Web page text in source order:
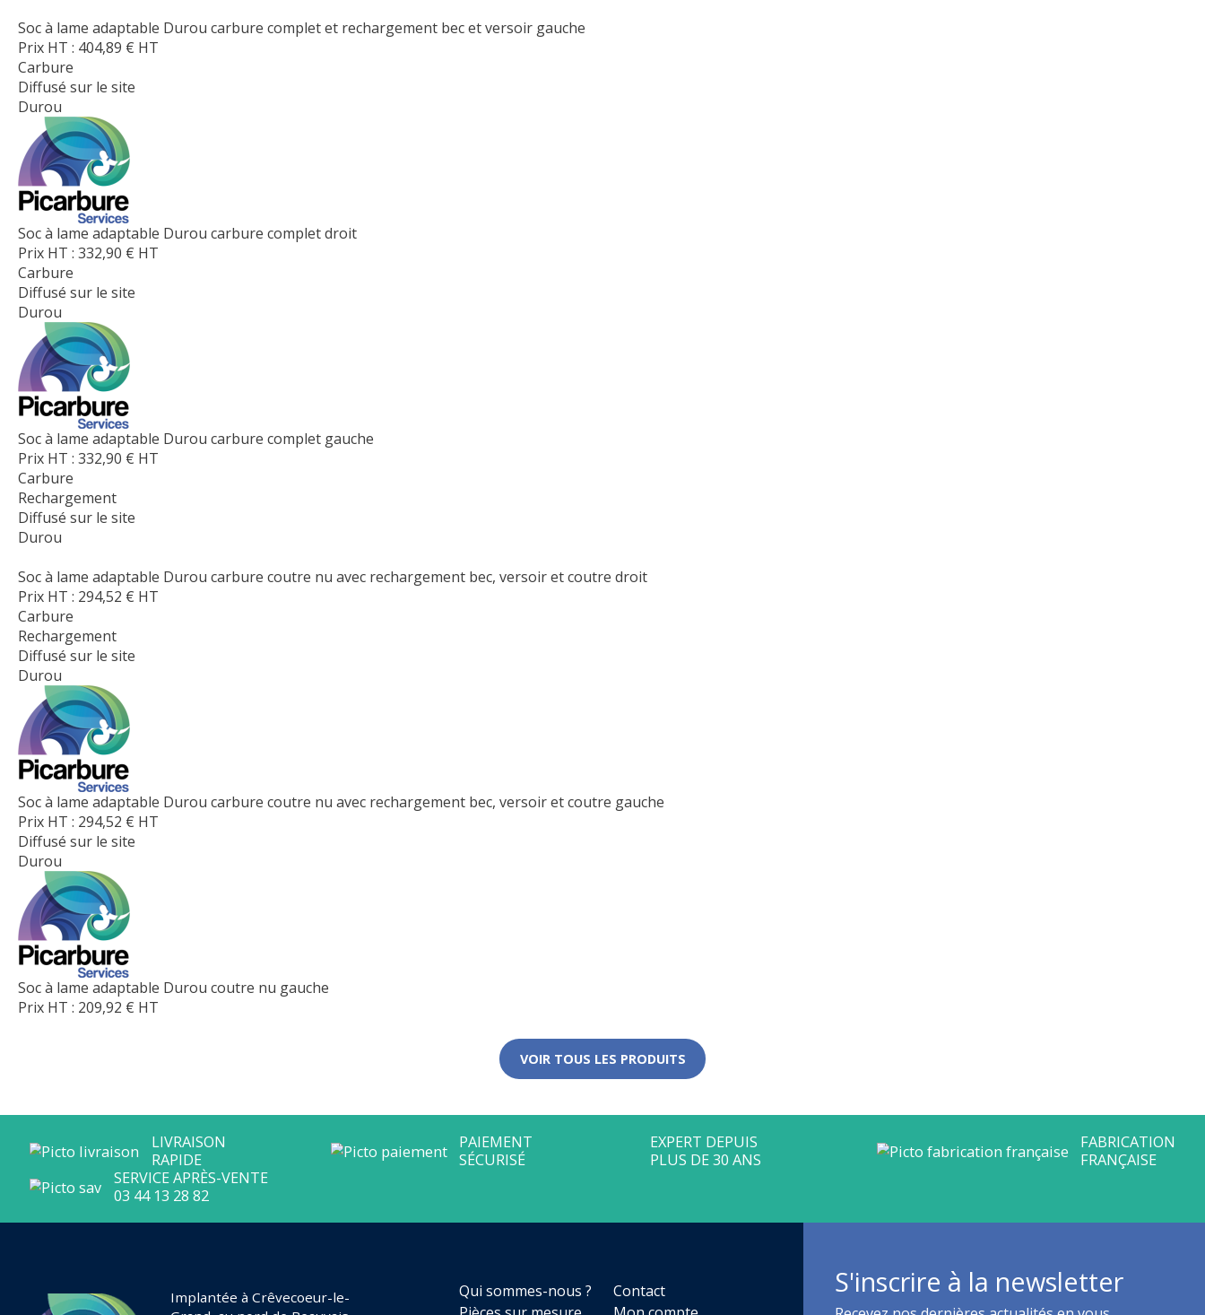
Soc à lame adaptable Durou carbure complet et rechargement bec et versoir gauche
Prix HT : 404,89 € HT
Carbure
Diffusé sur le site
Durou
Soc à lame adaptable Durou carbure complet droit
Prix HT : 332,90 € HT
Carbure
Diffusé sur le site
Durou
Soc à lame adaptable Durou carbure complet gauche
Prix HT : 332,90 € HT
Carbure
Rechargement
Diffusé sur le site
Durou
Soc à lame adaptable Durou carbure coutre nu avec rechargement bec, versoir et coutre droit
Prix HT : 294,52 € HT
Carbure
Rechargement
Diffusé sur le site
Durou
Soc à lame adaptable Durou carbure coutre nu avec rechargement bec, versoir et coutre gauche
Prix HT : 294,52 € HT
Diffusé sur le site
Durou
Soc à lame adaptable Durou coutre nu gauche
Prix HT : 209,92 € HT
VOIR TOUS LES PRODUITS
Implantée à Crêvecoeur-le-
Qui sommes-nous ?
Contact
S'inscrire à la newsletter